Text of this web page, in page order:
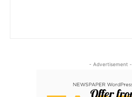
- Advertisement -